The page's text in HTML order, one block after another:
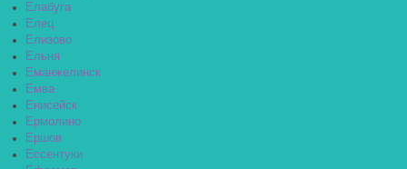
Елабуга
Елец
Елизово
Ельня
Еманжелинск
Емва
Енисейск
Ермолино
Ершов
Ессентуки